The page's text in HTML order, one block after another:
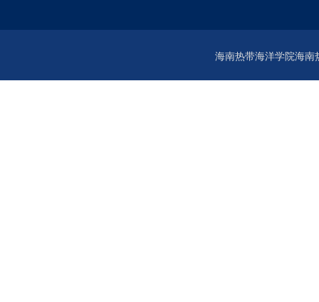
海南热带海洋学院海南